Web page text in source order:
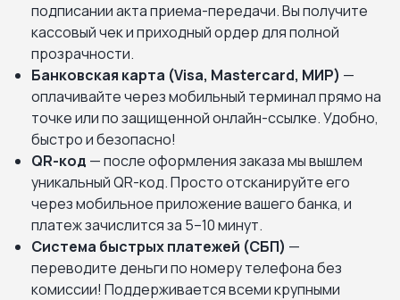
подписании акта приема-передачи. Вы получите
кассовый чек и приходный ордер для полной
прозрачности.
Банковская карта (Visa, Mastercard, МИР) —
оплачивайте через мобильный терминал прямо на
точке или по защищенной онлайн-ссылке. Удобно,
быстро и безопасно!
QR-код — после оформления заказа мы вышлем
уникальный QR-код. Просто отсканируйте его
через мобильное приложение вашего банка, и
платеж зачислится за 5–10 минут.
Система быстрых платежей (СБП) —
переводите деньги по номеру телефона без
комиссии! Поддерживается всеми крупными